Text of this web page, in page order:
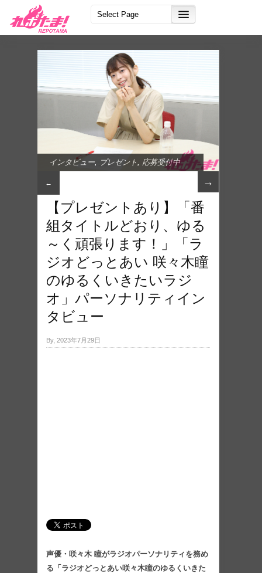
インタビュー プレゼント 応募受付中
← →
【プレゼントあり】「番
組タイトルどおり、ゆる
～く頑張ります！」「ラ
ジオどっとあい 咲々木瞳
のゆるくいきたいラジ
オ」パーソナリティイン
タビュー
By, 2023年7月29日
声優・咲々木 瞳がラジオパーソナリティを務め
る「ラジオどっとあい咲々木瞳のゆるくいきた